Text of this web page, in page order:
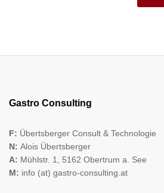
Gastro Consulting
F: Übertsberger Consult & Technologie
N: Alois Übertsberger
A: Mühlstr. 1, 5162 Obertrum a. See
M: info (at) gastro-consulting.at